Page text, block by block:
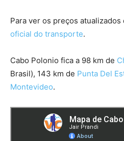
Para ver os preços
oficial do transporte.
Cabo Polonio fica a 98 km de
Brasil), 143 km de Punta Del
Montevideo.